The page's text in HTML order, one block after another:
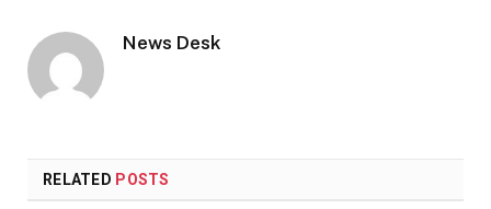
News Desk
RELATED POSTS